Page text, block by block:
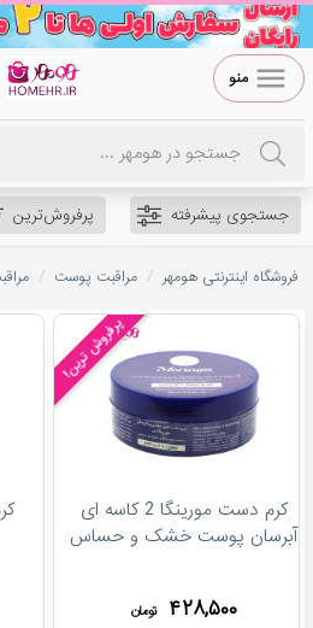
منو
جستجوی پیشرفته پرفروش‌ترین
فروشگاه اینترنتی هومهر / مراقبت پوست /
پرفروش ترین!
کرم دست مورينگا 2 کاسه ای
آبرسان پوست خشک و حساس
۴۲۸,۵۰۰ تومان